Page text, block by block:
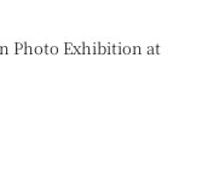
Photo Exhibition at